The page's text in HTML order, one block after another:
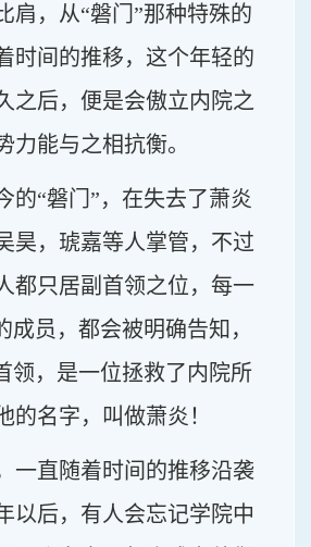
肩，从“磐门”那种特殊的
时间的推移，这个年轻的
之后，便是会傲立内院之
力能与之相抗衡。
的“磐门”，在失去了萧炎
昊，琥嘉等人掌管，不过
都只居副首领之位，每一
成员，都会被明确告知，
领，是一位拯救了内院所
的名字，叫做萧炎！
一直随着时间的推移沿袭
以后，有人会忘记学院中